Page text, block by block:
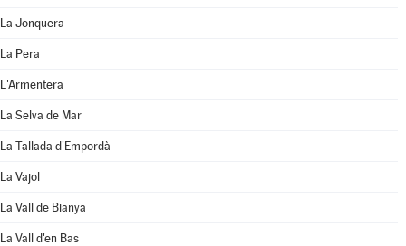
La Jonquera
La Pera
L'Armentera
La Selva de Mar
La Tallada d'Empordà
La Vajol
La Vall de Bianya
La Vall d'en Bas